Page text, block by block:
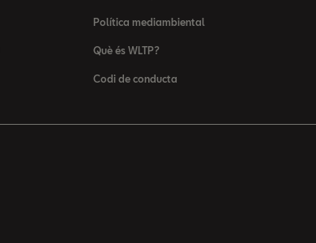
Política mediambiental
Què és WLTP?
Codi de conducta